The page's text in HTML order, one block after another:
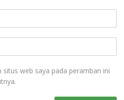
situs web saya pada peramban ini